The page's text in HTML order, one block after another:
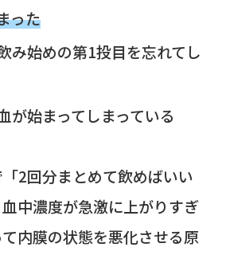
った
み始めの第1投目を忘れてし
が始まってしまっている
2回分まとめて飲めばいい
中濃度が急激に上がりすぎ
内膜の状態を悪化させる原